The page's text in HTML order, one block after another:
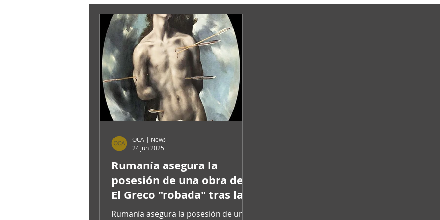
Rumanía asegura la
posesión de una obra de
El Greco "robada" tras la
revelación, por parte de
Rumanía asegura la posesión de una
OCA | News
24 jun 2025